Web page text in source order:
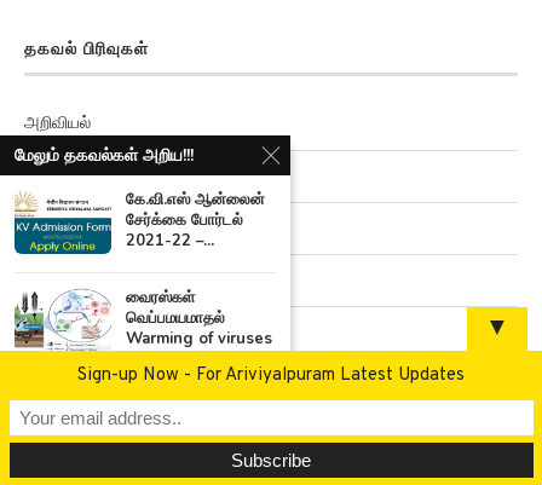
தகவல் பிரிவுகள்
அறிவியல்
செய்திகள்
அரசியல்
வரலாறு
சினிமா செய்திகள்
விளையாட்டு
மேலும் தகவல்கள் அறிய!!!
கே.வி.எஸ் ஆன்லைன்
சேர்க்கை போர்டல்
2021-22 –...
வைரஸ்கள்
வெப்பமயமாதல்
Warming of viruses
இந்தி படவுலகின் முதல்
அடிதடி நாயகி
▼
Sign-up Now - For Ariviyalpuram Latest Updates